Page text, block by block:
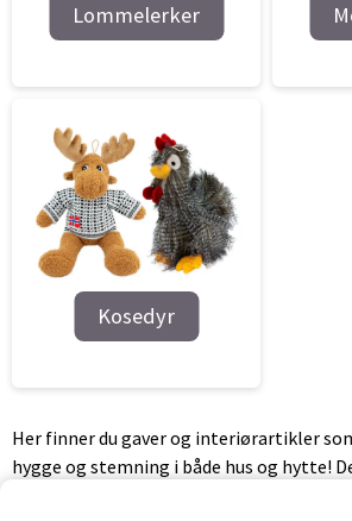
Lommelerker
Kosedyr
Her finner du gaver og interiørartikler
hygge og stemning i både hus og hytte!